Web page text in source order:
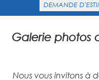
Galerie photos
Nous vous invitons à